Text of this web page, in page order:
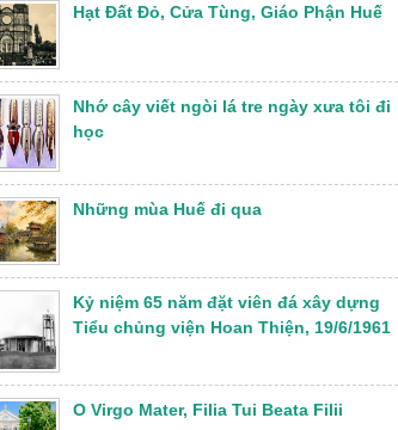
Hạt Đất Đỏ, Cửa Tùng, Giáo Phận Huế
Nhớ cây viết ngòi lá tre ngày xưa tôi đi
học
Những mùa Huế đi qua
Kỷ niệm 65 năm đặt viên đá xây dựng
Tiểu chủng viện Hoan Thiện, 19/6/1961
O Virgo Mater, Filia Tui Beata Filii